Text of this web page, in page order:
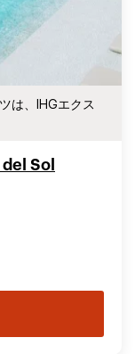
は、IHGエクス
Sol